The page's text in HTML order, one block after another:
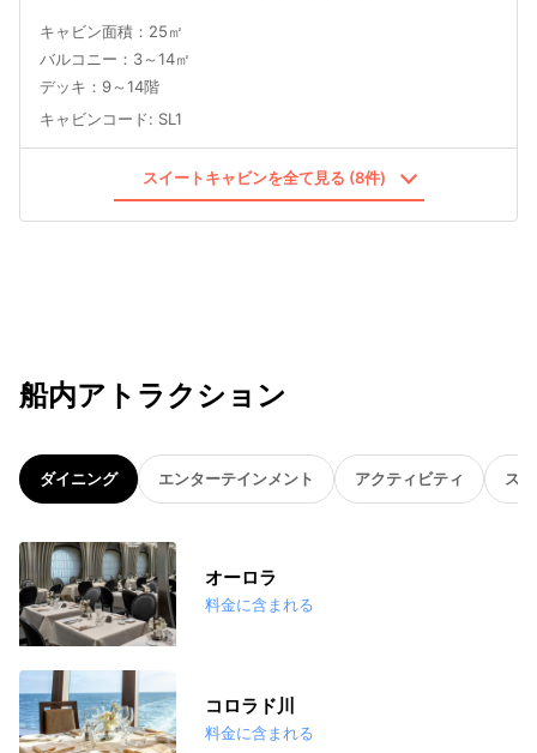
キャビン面積：25㎡
バルコニー：3～14㎡
デッキ：9～14階
キャビンコード: SL1
スイートキャビンを全て見る (8件)
船内アトラクション
ダイニング エンターテインメント アクティビティ ス
オーロラ
料金に含まれる
コロラド川
料金に含まれる